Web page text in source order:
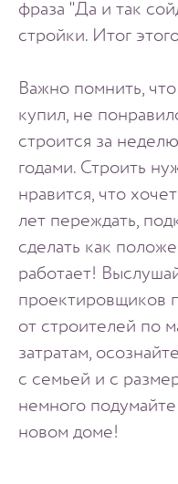
фраза "Да и так
стройки. Итог
Важно помнить,
купил, не
строится за
годами. Строить
нравится, что
лет переждать,
сделать как
работает!
проектировщиков
от строителей по
затратам,
с семьей и с
немного
новом доме!